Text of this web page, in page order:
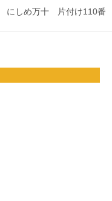
にしめ万十 片付け110番